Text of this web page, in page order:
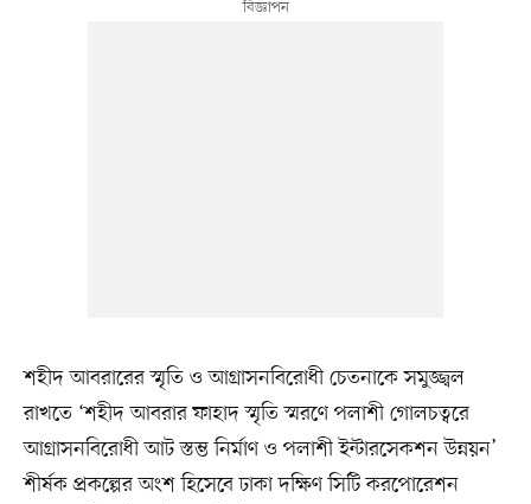
শহীদ আবরারের স্মৃতি ও আগ্রাসনবিরোধী চেতনাকে সমুজ্জ্বল
রাখতে ‘শহীদ আবরার ফাহাদ স্মৃতি স্মরণে পলাশী গোলচত্বরে
আগ্রাসনবিরোধী আট স্তম্ভ নির্মাণ ও পলাশী ইন্টারসেকশন উন্নয়ন’
শীর্ষক প্রকল্পের অংশ হিসেবে ঢাকা দক্ষিণ সিটি করপোরেশন